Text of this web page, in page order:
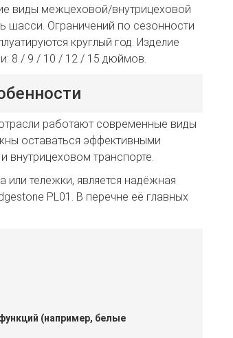
виды межцеховой/внутрицеховой
шасси. Ограничений по сезонности
круглый год. Изделие
8 / 9 / 10 / 12 / 15 дюймов.
работают современные виды
оставаться эффективными
внутрицеховом транспорте.
тележки, является надёжная
PL01. В перечне её главных
(например, белые